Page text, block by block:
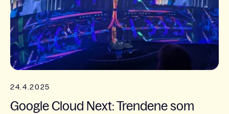
24.4.2025
Google Cloud Next: Trendene som